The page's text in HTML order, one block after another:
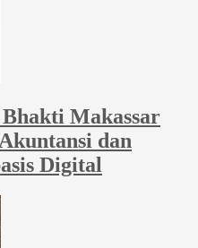
Makassar
dan
Digital